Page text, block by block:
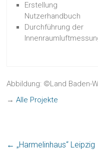
Erstellung
Nutzerhandbuch
Durchführung der
Abbildung: ©Land Baden-
→Alle Projekte
← „Harmelinhaus“ Leipzig